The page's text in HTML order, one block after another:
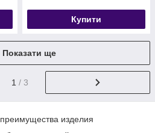
Купити
Показати ще
1 / 3
изделия